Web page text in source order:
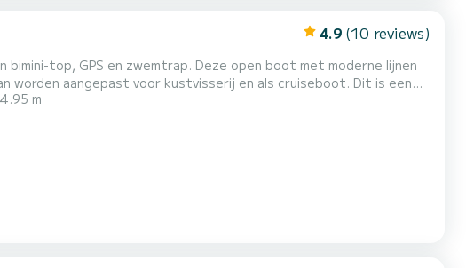
4.9 (10 reviews)
Deze open boot met moderne lijnen
aangepast voor kustvisserij en als cruiseboot. Dit is een
op zoek was naar de beste optie in
4.95 m